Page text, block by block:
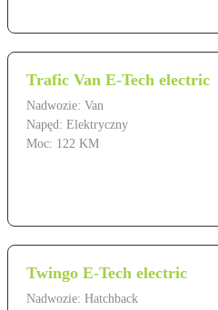
Trafic Van E-Tech electric
Nadwozie: Van
Napęd: Elektryczny
Moc: 122 KM
Twingo E-Tech electric
Nadwozie: Hatchback